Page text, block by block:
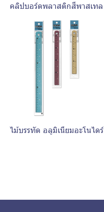
คลิปบอร์ดพลาสติกสีพาสเทล
ไม้บรรทัด อลูมิเนียมอะโนไดร์